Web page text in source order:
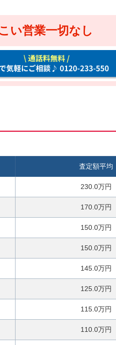
い営業一切なし
査定額平均
230.0万円
170.0万円
150.0万円
150.0万円
145.0万円
125.0万円
115.0万円
110.0万円